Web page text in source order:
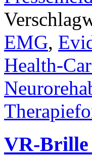
EMG,
Health-
VR-Brille